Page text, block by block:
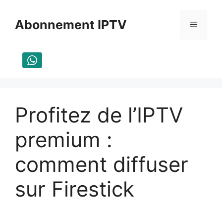
contenuAbonnement IPTV Menu
Profitez de l’IPTV
premium :
comment diffuser
sur Firestick